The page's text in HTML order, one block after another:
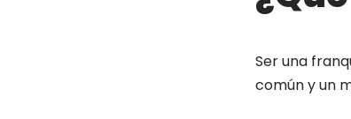
Ser una
común y un